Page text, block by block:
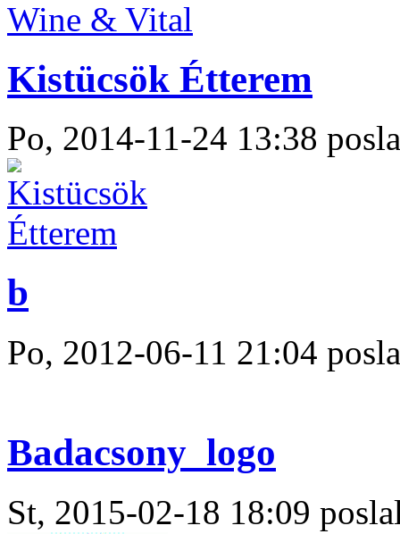
Kistücsök Étterem
Po, 2014-11-24 13:38
b
Po, 2012-06-11 21:04
Badacsony_logo
St, 2015-02-18 18:09